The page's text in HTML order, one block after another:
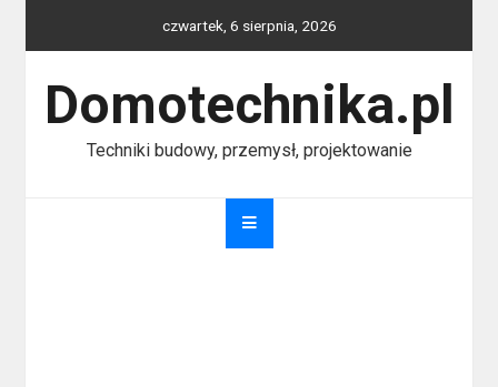
czwartek, 6 sierpnia, 2026
Domotechnika.pl
Techniki budowy, przemysł, projektowanie